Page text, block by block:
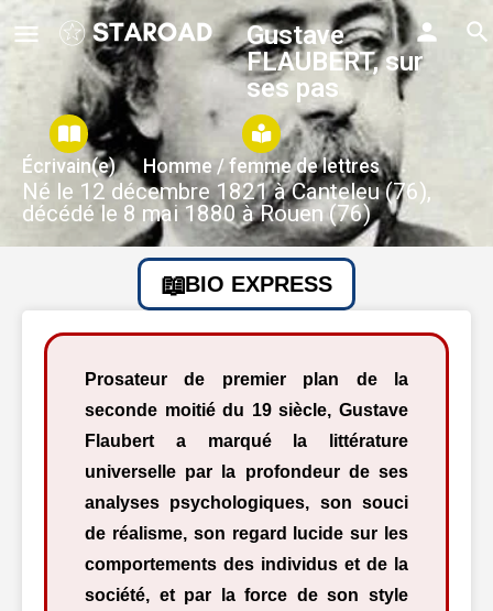
Gustave
FLAUBERT, sur
ses pas
Écrivain(e) Homme / femme de lettres
Né le 12 décembre 1821 à Canteleu (76),
décédé le 8 mai 1880 à Rouen (76)
BIO EXPRESS
Prosateur de premier plan de la
seconde moitié du 19 siècle, Gustave
Flaubert a marqué la littérature
universelle par la profondeur de ses
analyses psychologiques, son souci
de réalisme, son regard lucide sur les
comportements des individus et de la
société, et par la force de son style